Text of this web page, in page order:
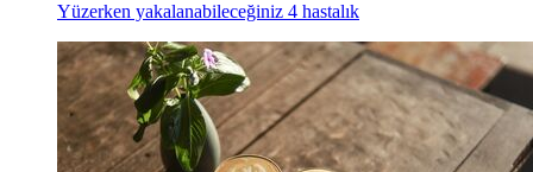
Yüzerken yakalanabileceğiniz 4 hastalık